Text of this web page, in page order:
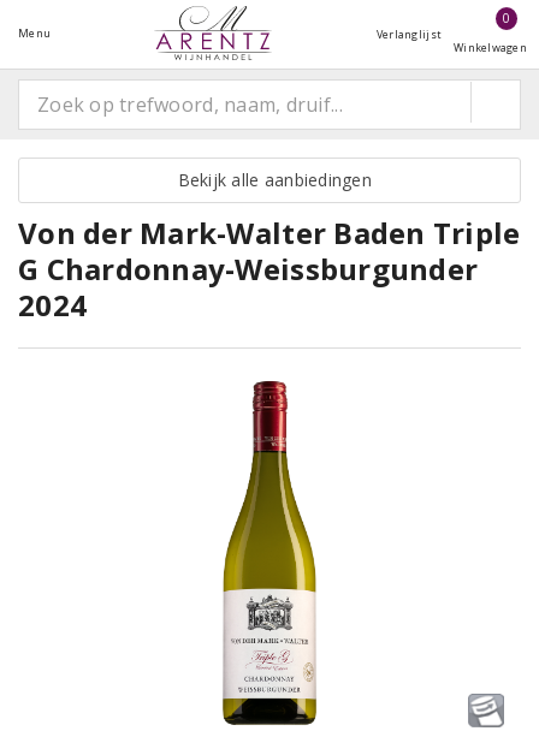
Menu Verlanglijst
0
Winkelwagen
Bekijk alle aanbiedingen
Von der Mark-Walter Baden Triple
G Chardonnay-Weissburgunder
2024